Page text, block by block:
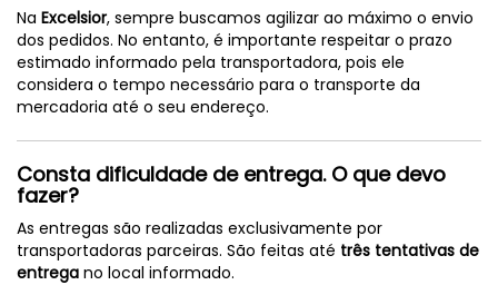
Na Excelsior, sempre buscamos agilizar ao máximo o envio
dos pedidos. No entanto, é importante respeitar o prazo
estimado informado pela transportadora, pois ele
considera o tempo necessário para o transporte da
mercadoria até o seu endereço.
Consta dificuldade de entrega. O que devo
fazer?
As entregas são realizadas exclusivamente por
transportadoras parceiras. São feitas até três tentativas de
entrega no local informado.